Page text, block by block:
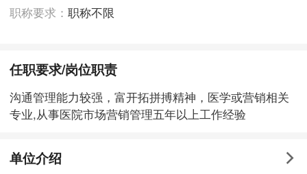
职称要求：职称不限
任职要求/岗位职责
沟通管理能力较强，富开拓拼搏精神，医学或营销相关
专业,从事医院市场营销管理五年以上工作经验
单位介绍